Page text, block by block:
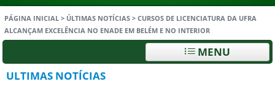
PÁGINA INICIAL > ÚLTIMAS NOTÍCIAS > CURSOS DE LICENCIATURA DA UFRA
ALCANÇAM EXCELÊNCIA NO ENADE EM BELÉM E NO INTERIOR
MENU
ULTIMAS NOTÍCIAS